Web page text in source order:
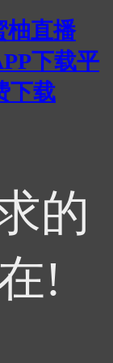
柚直播
下载平
下载
的
!